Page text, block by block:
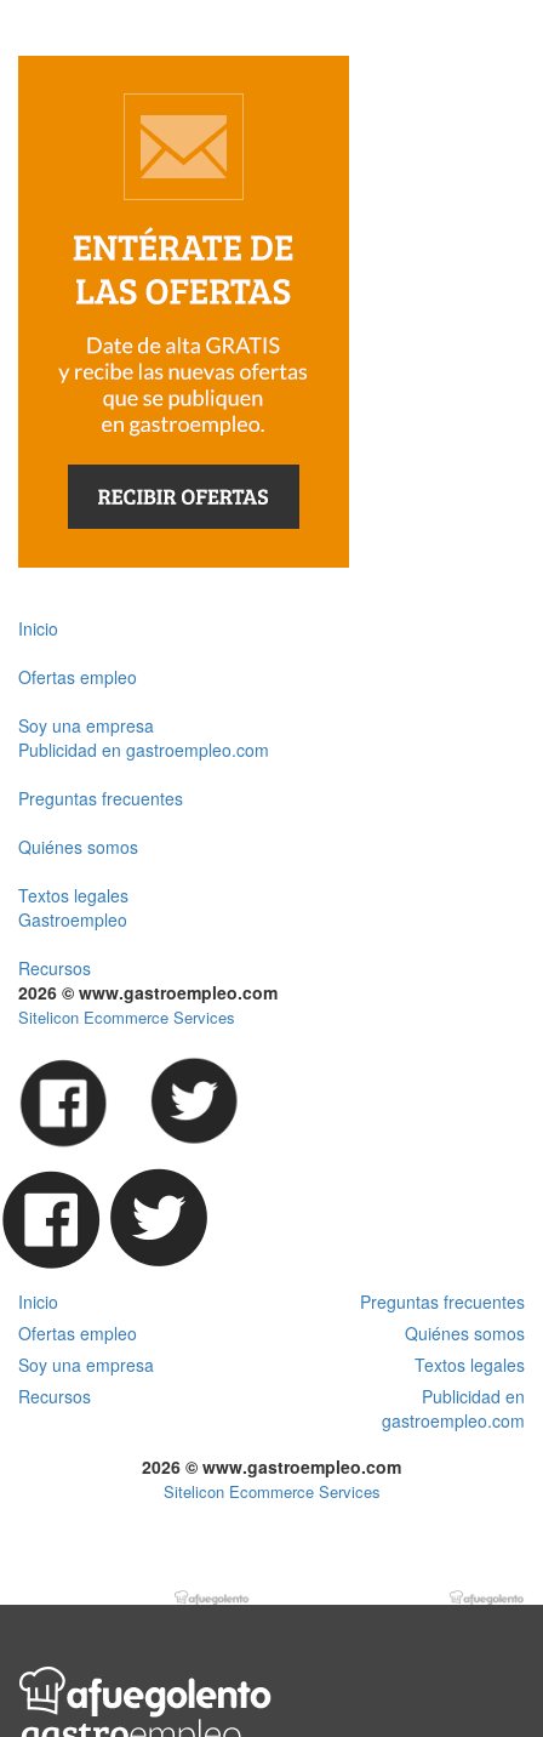
Inicio
Ofertas empleo
Soy una empresa
Publicidad en gastroempleo.com
Preguntas frecuentes
Quiénes somos
Textos legales
Gastroempleo
Recursos
2026 © www.gastroempleo.com
Sitelicon Ecommerce Services
Inicio
Preguntas frecuentes
Ofertas empleo
Quiénes somos
Soy una empresa
Textos legales
Recursos
Publicidad en
gastroempleo.com
2026 © www.gastroempleo.com
Sitelicon Ecommerce Services